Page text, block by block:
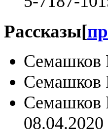
Рассказы[
Семашков
Семашков
Семашков
08.04.2020